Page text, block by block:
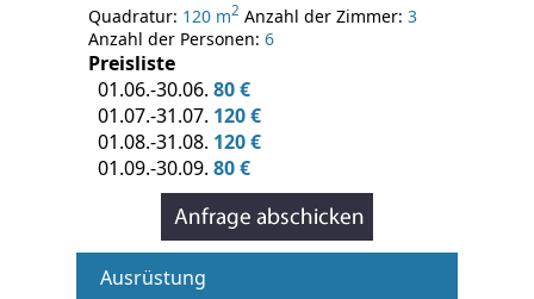
Quadratur: 120 m2 Anzahl der Zimmer: 3
Anzahl der Personen: 6
Preisliste
01.06.-30.06. 80 €
01.07.-31.07. 120 €
01.08.-31.08. 120 €
01.09.-30.09. 80 €
Ausrüstung